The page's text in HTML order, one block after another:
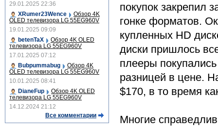
покупок закрепил
гонке форматов.
купленных HD
диски пришлось
плееры
разницей в цене.
$170, в то время
Многие
29.01.2025 22:36
XRumer23Wence
Обзор 4K
OLED телевизора LG 55EG960V
19.01.2025 09:09
betenTaX
Обзор 4K OLED
телевизора LG 55EG960V
17.01.2025 07:12
Bubpummabug
Обзор 4K
OLED телевизора LG 55EG960V
10.01.2025 08:41
DianeFup
Обзор 4K OLED
телевизора LG 55EG960V
14.12.2024 21:12
Все комментарии